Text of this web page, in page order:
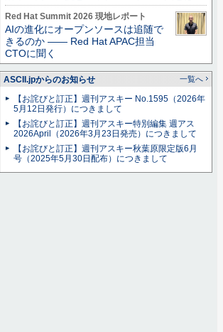
Red Hat Summit 2026 現地レポート
AIの進化にオープンソースは追随で
きるのか ―― Red Hat APAC担当
CTOに聞く
ASCII.jpからのお知らせ 一覧へ
【お詫びと訂正】週刊アスキー No.1595（2026年
5月12日発行）につきまして
【お詫びと訂正】週刊アスキー特別編集 週アス
2026April（2026年3月23日発売）につきまして
【お詫びと訂正】週刊アスキー秋葉原限定版6月
号（2025年5月30日配布）につきまして